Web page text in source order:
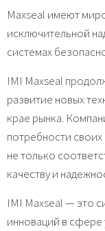
Maxseal имеют
исключительной
системах
IMI Maxseal
развитие новых
крае рынка.
потребности
не только
качеству и
IMI Maxseal — это
инноваций в